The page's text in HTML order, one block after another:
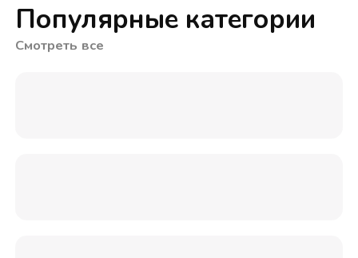
Популярные категории
Смотреть все